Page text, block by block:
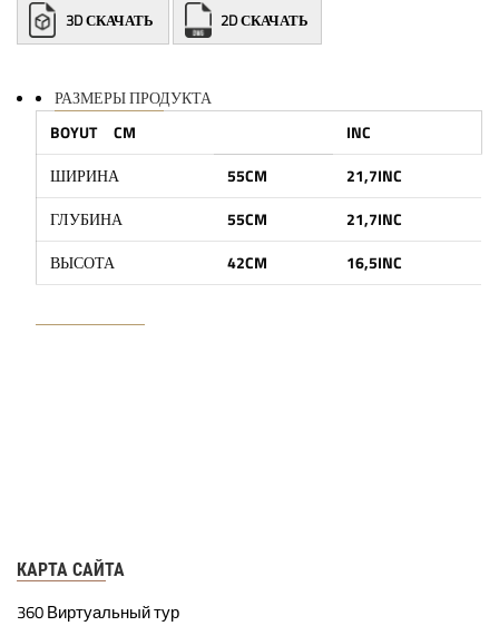
3D СКАЧАТЬ 2D СКАЧАТЬ
РАЗМЕРЫ ПРОДУКТА
BOYUT CM
INC
ШИРИНА
55CM
21,7INC
ГЛУБИНА
55CM
21,7INC
ВЫСОТА
42CM 16,5INC
КАРТА САЙТА
360 Виртуальный тур